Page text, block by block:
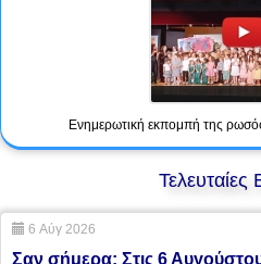
Ενημερωτική εκπομπή της
Τελευταίες
6 Αύγ 2026
Σαν σήμερα: Στις 6